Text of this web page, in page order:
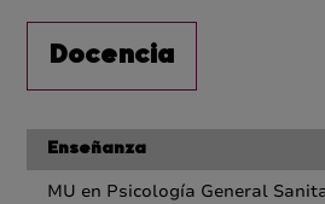
Docencia
Enseñanza
MU en Psicología General